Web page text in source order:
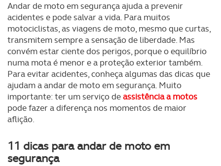
Andar de moto em segurança ajuda a prevenir
acidentes e pode salvar a vida. Para muitos
motociclistas, as viagens de moto, mesmo que curtas,
transmitem sempre a sensação de liberdade. Mas
convém estar ciente dos perigos, porque o equilíbrio
numa mota é menor e a proteção exterior também.
Para evitar acidentes, conheça algumas das dicas que
ajudam a andar de moto em segurança. Muito
importante: ter um serviço deassistência a motos
pode fazer a diferença nos momentos de maior
aflição.
11 dicas para andar de moto em
segurança